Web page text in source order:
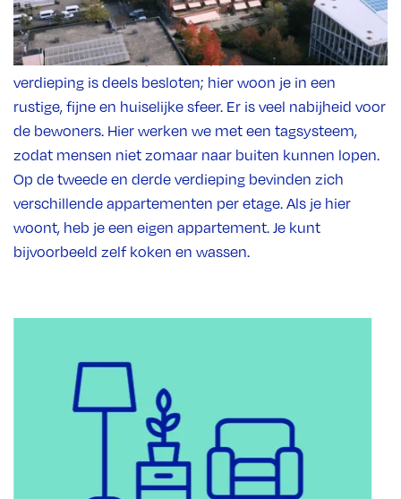
in onze buurt. Dat vinden we belangrijk. Onze locatie
bestaat uit vier verdiepingen. Op de begane grond
hebben we een trefpunt en appartementen. De eerste
verdieping is deels besloten; hier woon je in een
rustige, fijne en huiselijke sfeer. Er is veel nabijheid voor
de bewoners. Hier werken we met een tagsysteem,
zodat mensen niet zomaar naar buiten kunnen lopen.
Op de tweede en derde verdieping bevinden zich
verschillende appartementen per etage. Als je hier
woont, heb je een eigen appartement. Je kunt
bijvoorbeeld zelf koken en wassen.